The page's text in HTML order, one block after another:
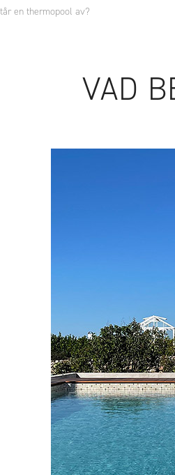
en thermopool av?
VAD